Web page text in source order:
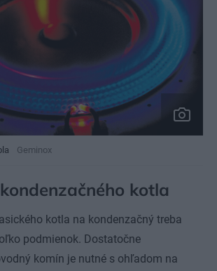
Geminox
kotla
kotla na kondenzačný treba
podmienok. Dostatočne
komín je nutné s ohľadom na